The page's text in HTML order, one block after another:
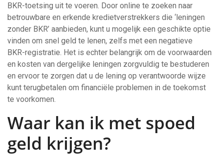
BKR-toetsing uit te voeren. Door online te zoeken naar
betrouwbare en erkende kredietverstrekkers die ‘leningen
zonder BKR’ aanbieden, kunt u mogelijk een geschikte optie
vinden om snel geld te lenen, zelfs met een negatieve
BKR-registratie. Het is echter belangrijk om de voorwaarden
en kosten van dergelijke leningen zorgvuldig te bestuderen
en ervoor te zorgen dat u de lening op verantwoorde wijze
kunt terugbetalen om financiële problemen in de toekomst
te voorkomen.
Waar kan ik met spoed
geld krijgen?